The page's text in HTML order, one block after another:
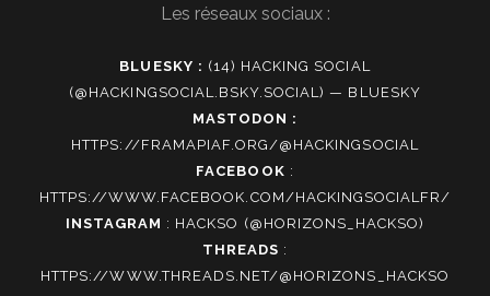
Les réseaux sociaux :
BLUESKY : (14) HACKING SOCIAL
(@HACKINGSOCIAL.BSKY.SOCIAL) — BLUESKY
MASTODON :
HTTPS://FRAMAPIAF.ORG/@HACKINGSOCIAL
FACEBOOK :
HTTPS://WWW.FACEBOOK.COM/HACKINGSOCIALFR/
INSTAGRAM : HACKSO (@HORIZONS_HACKSO)
THREADS :
HTTPS://WWW.THREADS.NET/@HORIZONS_HACKSO